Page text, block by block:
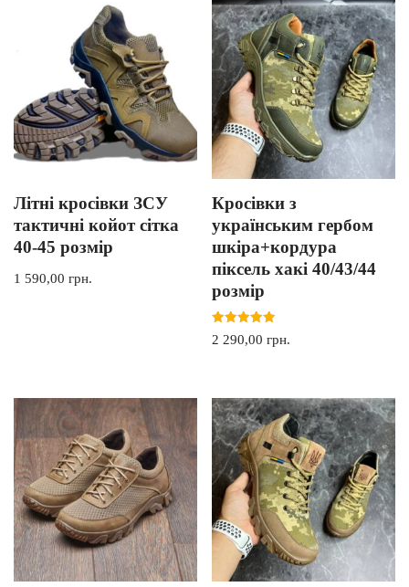
Літні кросівки ЗСУ
тактичні койот сітка
40-45 розмір
1 590,00 грн.
Кросівки з
українським гербом
шкіра+кордура
піксель хакі 40/43/44
розмір
Оцінено в
5.00
2 290,00грн.